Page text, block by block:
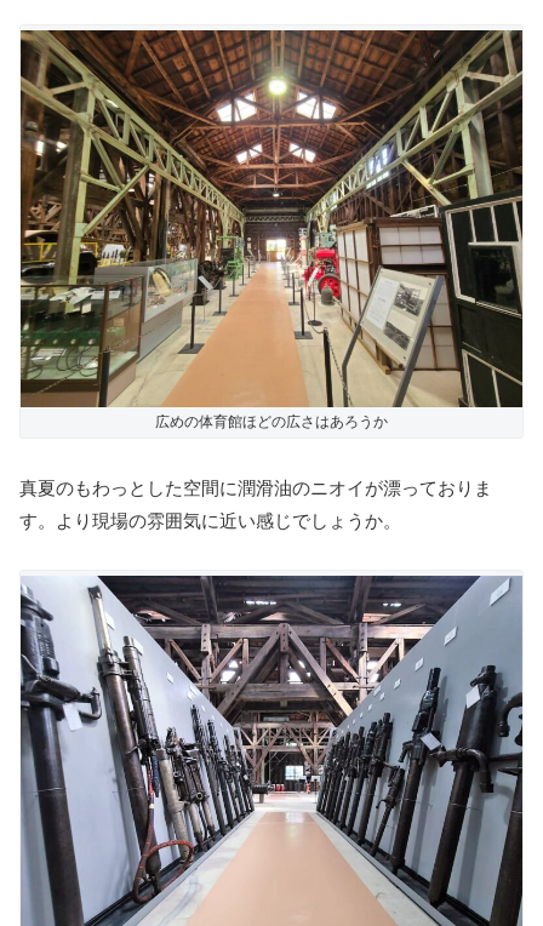
広めの体育館ほどの広さはあろうか
真夏のもわっとした空間に潤滑油のニオイが漂っておりま
す。より現場の雰囲気に近い感じでしょうか。